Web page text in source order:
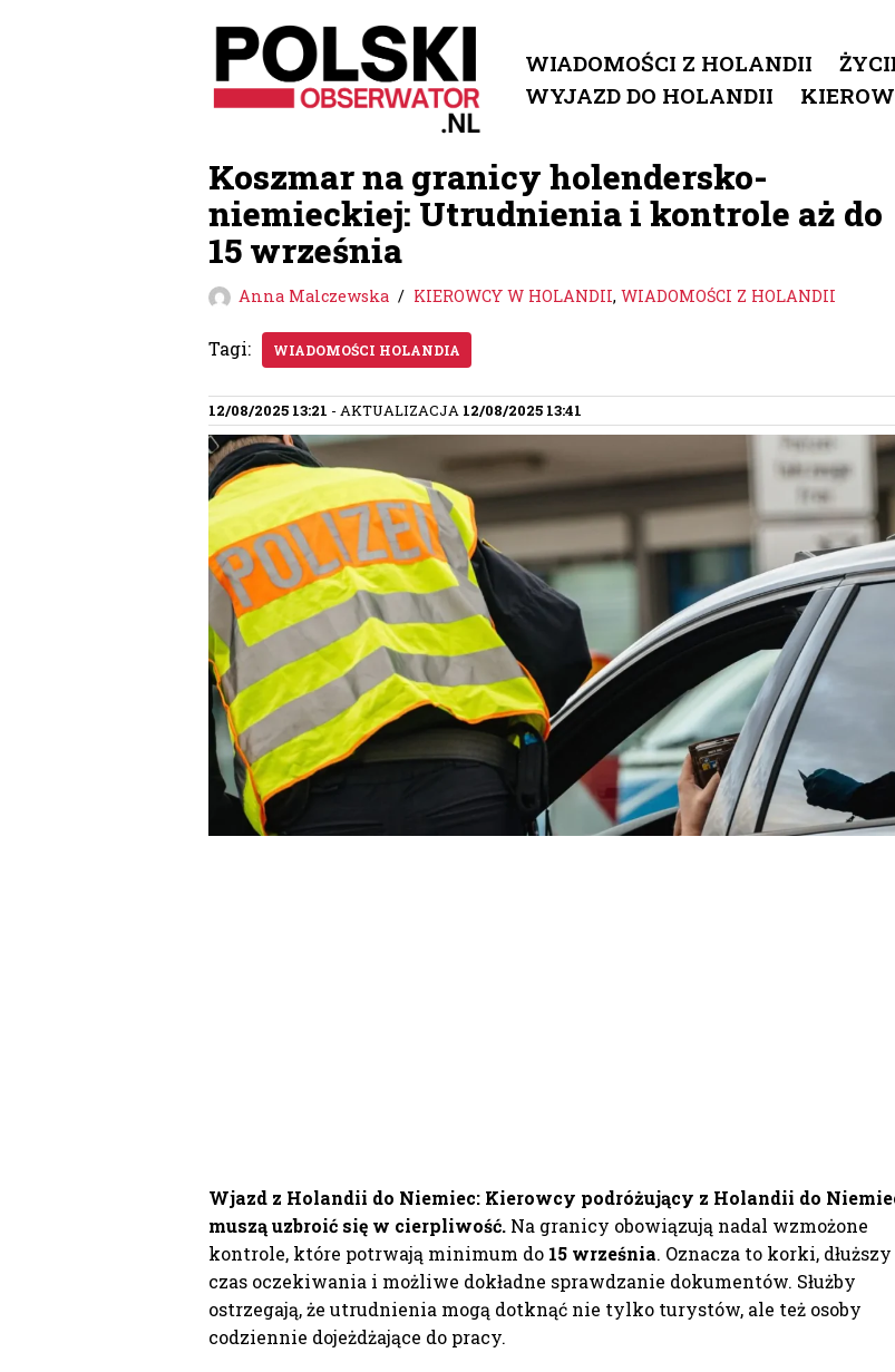
Przejdź
do
WIADOMOŚCI Z HOLANDII
WYJAZD DO HOLANDII
Koszmar na granicy holendersko-
niemieckiej: Utrudnienia i kontrole aż do
15 września
Anna Malczewska KIEROWCY W HOLANDII, WIADOMOŚCI Z HOLANDII
Tagi: WIADOMOŚCI HOLANDIA
12/08/2025 13:21 - AKTUALIZACJA 12/08/2025 13:41
Wjazd z Holandii do Niemiec: Kierowcy podróżujący z Holandii do
muszą uzbroić się w cierpliwość. Na granicy obowiązują nadal wzmożone
kontrole, które potrwają minimum do 15 września. Oznacza to korki, dłuższy
czas oczekiwania i możliwe dokładne sprawdzanie dokumentów. Służby
ostrzegają, że utrudnienia mogą dotknąć nie tylko turystów, ale też osoby
codziennie dojeżdżające do pracy.